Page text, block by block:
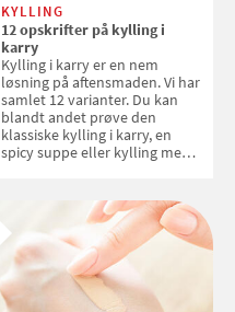
KYLLING
12 opskrifter på kylling i
karry
Kylling i karry er en nem
løsning på aftensmaden. Vi har
samlet 12 varianter. Du kan
blandt andet prøve den
klassiske kylling i karry, en
spicy suppe eller kylling med